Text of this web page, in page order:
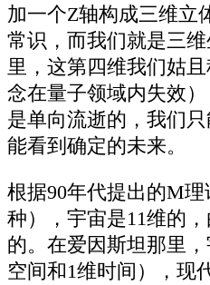
加一个Z轴构成三维立
常识，而我们就是三
里，这第四维我们姑
念在量子领域内失效
是单向流逝的，我们
能看到确定的未来。
根据90年代提出的M
种），宇宙是11维的
的。在爱因斯坦那里
空间和1维时间），现